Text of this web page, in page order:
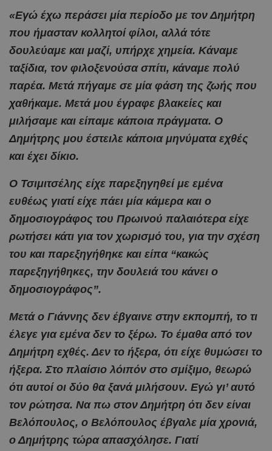
«Εγώ έχω περάσει μία περίοδο με τον Δημήτρη
που ήμασταν κολλητοί φίλοι, αλλά τότε
δουλεύαμε και μαζί, υπήρχε χημεία. Κάναμε
ταξίδια, τον φιλοξενούσα σπίτι, κάναμε πολύ
παρέα. Μετά πήγαμε σε μία φάση της ζωής που
χαθήκαμε. Μετά μου έγραφε βλακείες και
μιλήσαμε και είπαμε κάποια πράγματα. Ο
Δημήτρης μου έστειλε κάποια μηνύματα εχθές
και έχει δίκιο.
Ο Τσιμιτσέλης είχε παρεξηγηθεί με εμένα
ευθέως γιατί είχε πάει μία κάμερα και ο
δημοσιογράφος του Πρωινού παλαιότερα είχε
ρωτήσει κάτι για τον χωρισμό του, για την σχέση
του και παρεξηγήθηκε και είπα “κακώς
παρεξηγήθηκες, την δουλειά του κάνει ο
δημοσιογράφος”.
Μετά ο Γιάννης δεν έβγαινε στην εκπομπή, το τι
έλεγε για εμένα δεν το ξέρω. Το έμαθα από τον
Δημήτρη εχθές. Δεν το ήξερα, ότι είχε θυμώσει το
ήξερα. Στο πλαίσιο λόιπόν στο σμίξιμο, θεωρώ
ότι αυτοί οι δύο θα ξανά μιλήσουν. Εγώ γι’ αυτό
τον ρώτησα. Να πω στον Δημήτρη ότι δεν είναι
Βελόπουλος, ο Βελόπουλος έβγαλε μία χρονιά,
ο Δημήτρης τώρα απασχόλησε. Γιατί